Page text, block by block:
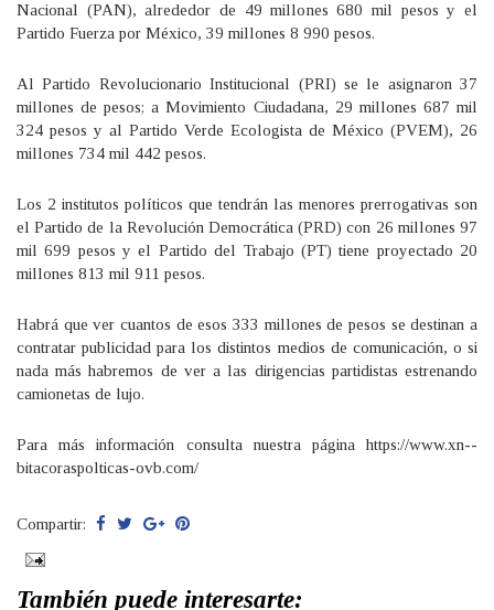
Nacional (PAN), alrededor de 49 millones 680 mil pesos y el
Partido Fuerza por México, 39 millones 8 990 pesos.
Al Partido Revolucionario Institucional (PRI) se le asignaron 37
millones de pesos; a Movimiento Ciudadana, 29 millones 687 mil
324 pesos y al Partido Verde Ecologista de México (PVEM), 26
millones 734 mil 442 pesos.
Los 2 institutos políticos que tendrán las menores prerrogativas son
el Partido de la Revolución Democrática (PRD) con 26 millones 97
mil 699 pesos y el Partido del Trabajo (PT) tiene proyectado 20
millones 813 mil 911 pesos.
Habrá que ver cuantos de esos 333 millones de pesos se destinan a
contratar publicidad para los distintos medios de comunicación, o si
nada más habremos de ver a las dirigencias partidistas estrenando
camionetas de lujo.
Para más información consulta nuestra página https://www.xn--
bitacoraspolticas-ovb.com/
Compartir:
También puede interesarte: